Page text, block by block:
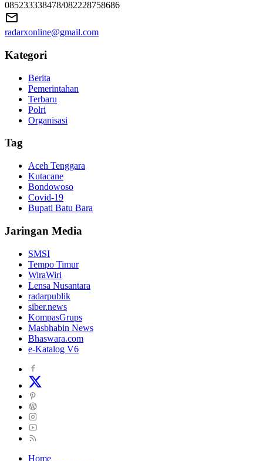
085233338478/082228758686
radarxonline@gmail.com
Kategori
Berita
Pemerintahan
Terbaru
Polri
Organisasi
Tag
Aceh Tenggara
Kutacane
Bondowoso
Covid-19
Bupati Batu Bara
Jaringan Media
SMSI
Tempo Timur
WiraWiri
Lensa Nusantara
radarpublik
siber.news
KompasGrups
Masbhabin News
Bhaswara.com
e-Katalog V6
Home